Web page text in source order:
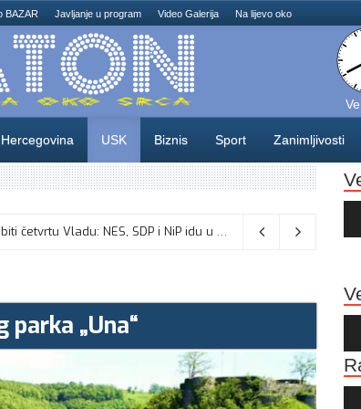
BAZAR Javljanje u program Video Galerija Na lijevo oko
USK Biznis Sport Zanimljivosti
Dva mjeseca pred izbore USK bi mogao dobiti četvrtu Vladu: NES, SDP i NiP idu u opoziciju, sjednica u ponedjeljak?
Odlične vijesti za naše košarkaše! Nijedan NBA igrač iz Litvanije ne želi igrati protiv BiH 08/08/2026
„Una“